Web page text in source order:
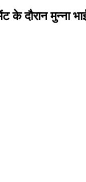
के दौरान मुन्ना